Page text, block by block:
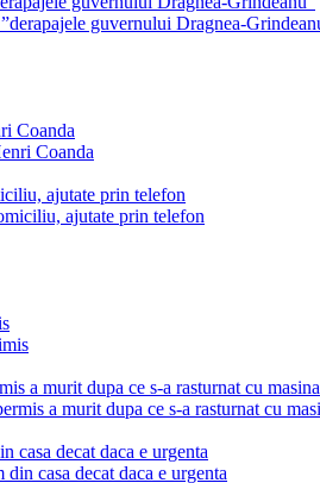
Coanda
ajutate prin telefon
a murit dupa ce s-a rasturnat cu masina
casa decat daca e urgenta